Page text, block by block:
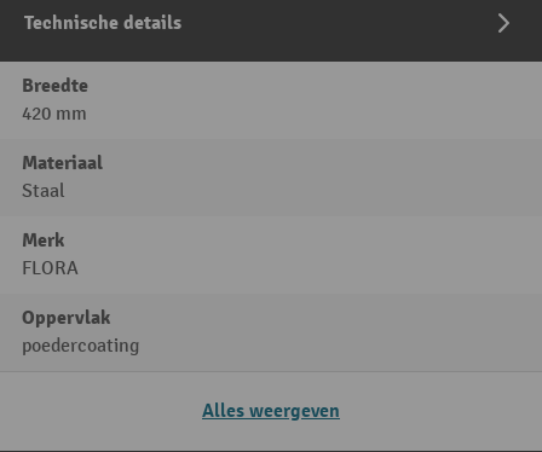
Technische details
Breedte
420 mm
Materiaal
Staal
Merk
FLORA
Oppervlak
poedercoating
Alles weergeven